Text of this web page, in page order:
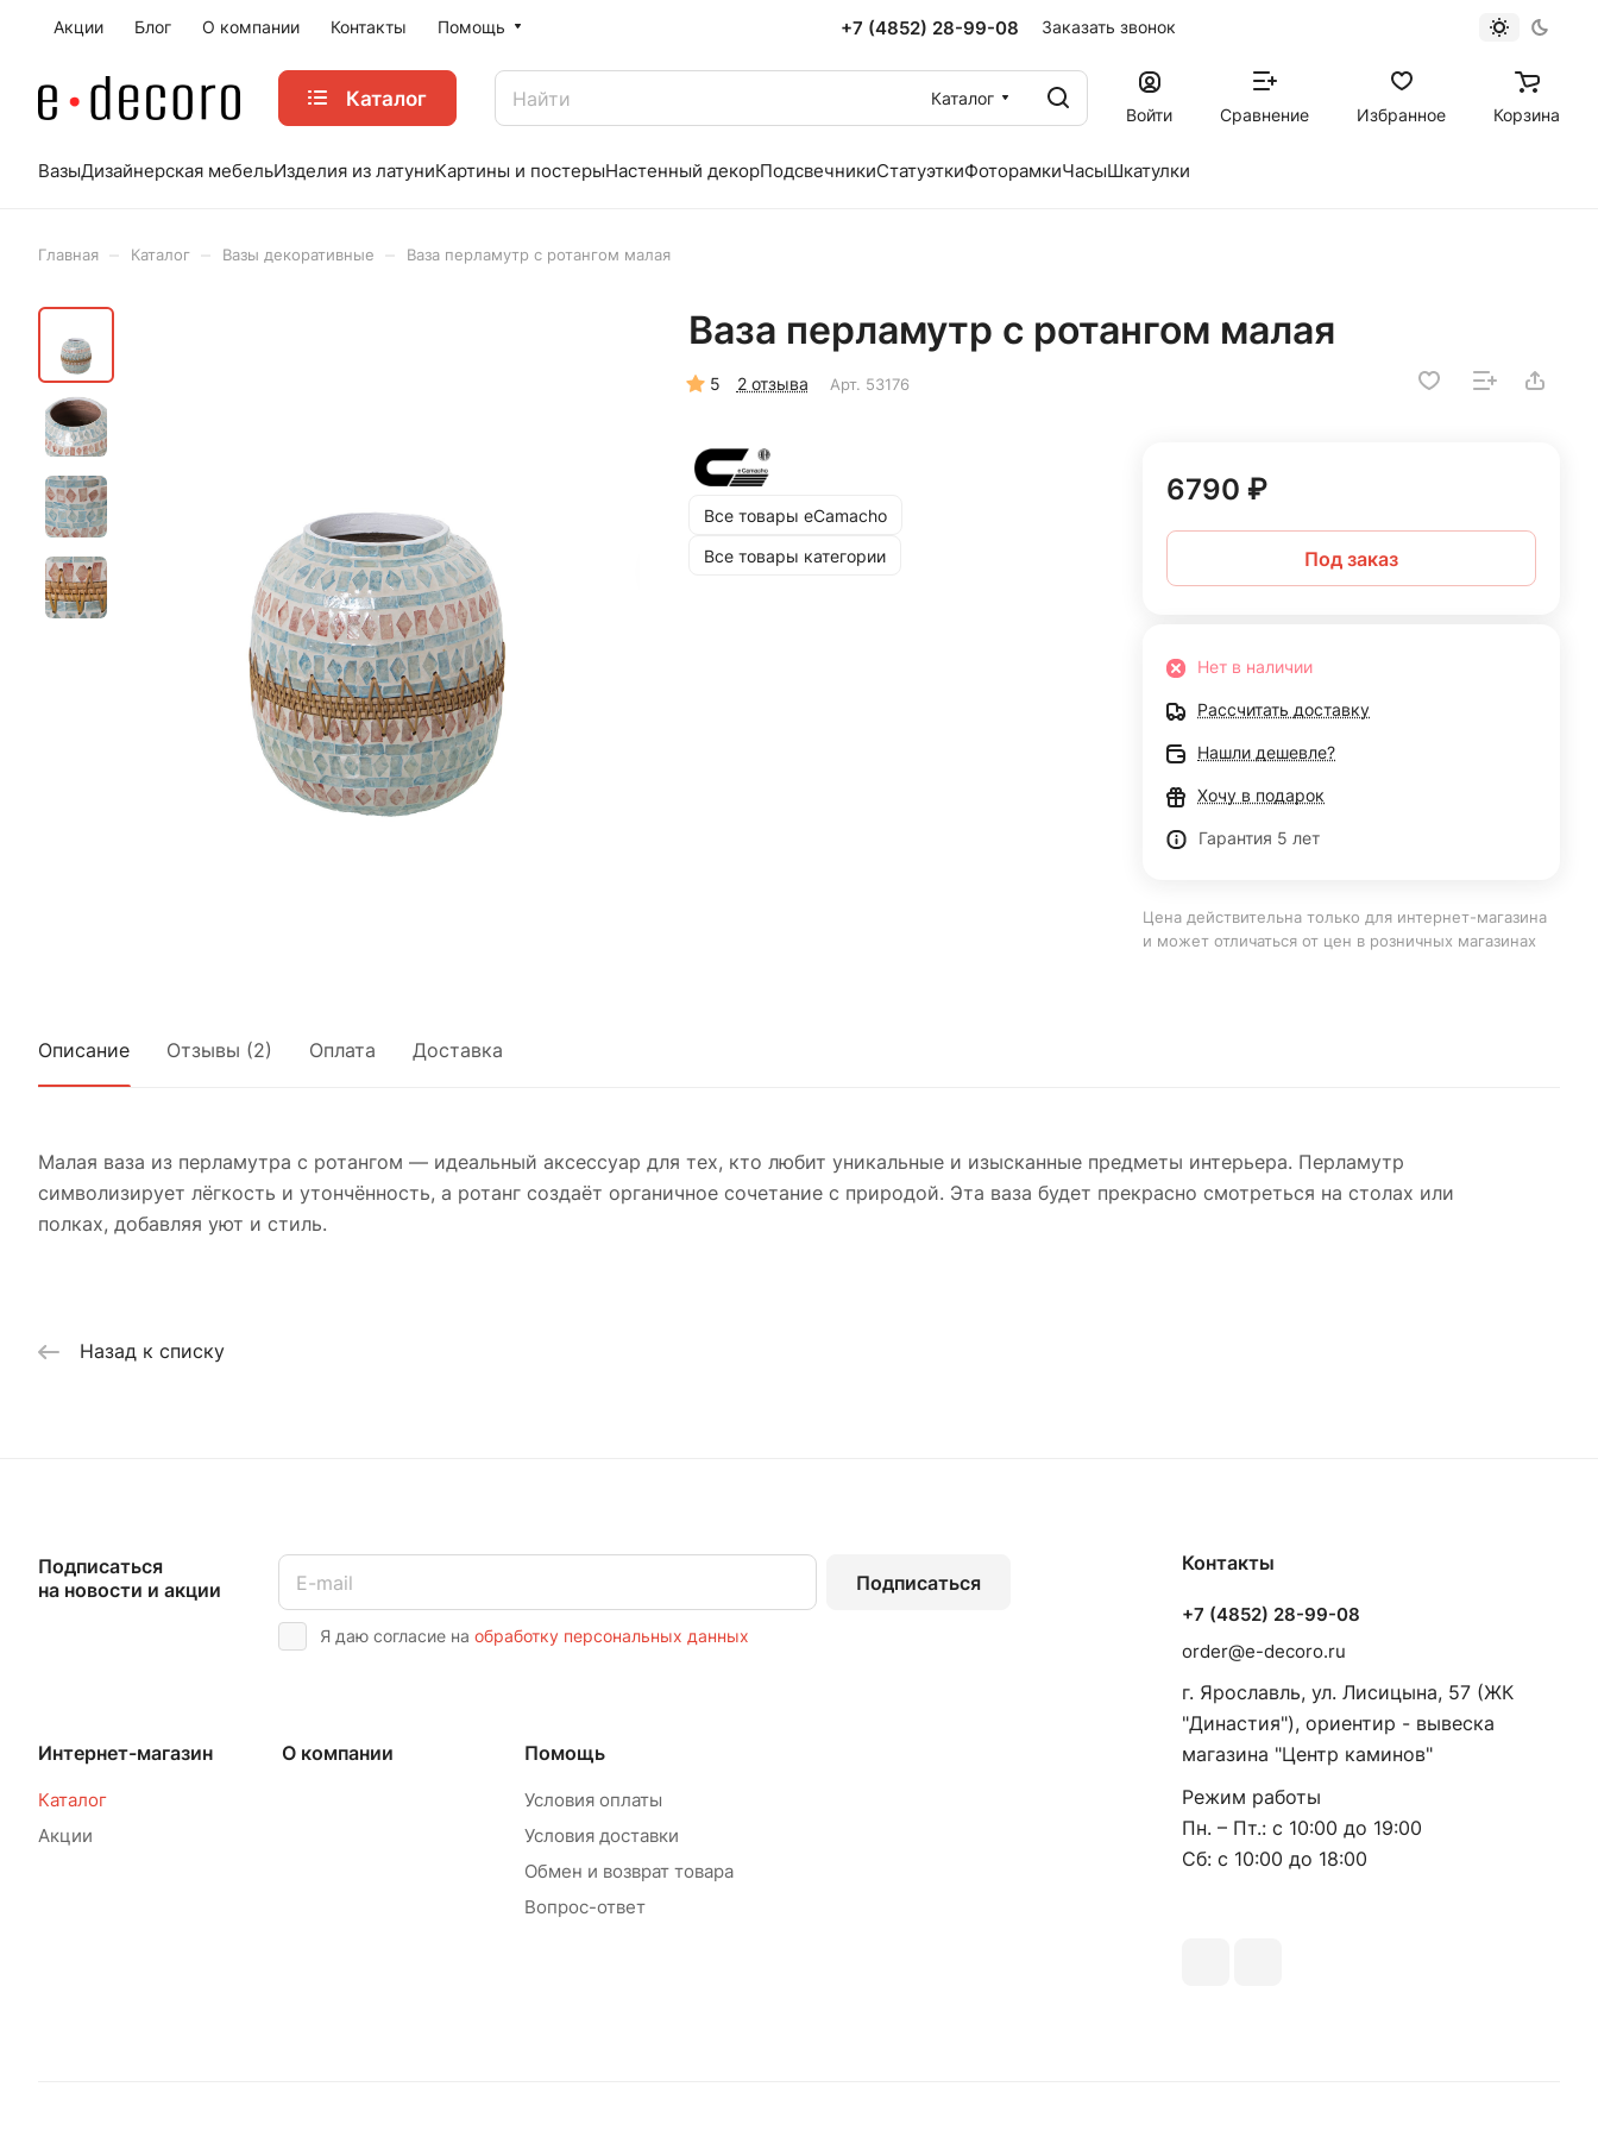
Акции Блог О компании Контакты Помощь +7 (4852) 28-99-08 Заказать звонок
Каталог
Каталог
Войти
Сравнение Избранное Корзина
ВазыДизайнерская мебельИзделия из латуниКартины и постерыНастенный декорПодсвечникиСтатуэткиФоторамкиЧасыШкатулки
Главная Каталог Вазы декоративные Ваза перламутр с ротангом малая
Ваза перламутр с ротангом малая
5 2 отзыва Арт. 53176
Все товары eCamacho
Все товары категории
6790 ₽
Под заказ
Нет в наличии
Рассчитать доставку
Нашли дешевле?
Хочу в подарок
Гарантия 5 лет
Цена действительна только для интернет-магазина
и может отличаться от цен в розничных магазинах
Описание Отзывы (2) Оплата Доставка
Малая ваза из перламутра с ротангом — идеальный аксессуар для тех, кто любит уникальные и изысканные предметы интерьера. Перламутр
символизирует лёгкость и утончённость, а ротанг создаёт органичное сочетание с природой. Эта ваза будет прекрасно смотреться на столах или
полках, добавляя уют и стиль.
Назад к списку
Подписаться
на новости и акции
Подписаться
Я даю согласие на обработку персональных данных
Интернет-магазин
Каталог
Акции
О компании Помощь
Условия оплаты
Условия доставки
Обмен и возврат товара
Вопрос-ответ
Контакты
+7 (4852) 28-99-08
order@e-decoro.ru
г. Ярославль, ул. Лисицына, 57 (ЖК
"Династия"), ориентир - вывеска
магазина "Центр каминов"
Режим работы
Пн. – Пт.: с 10:00 до 19:00
Сб: с 10:00 до 18:00